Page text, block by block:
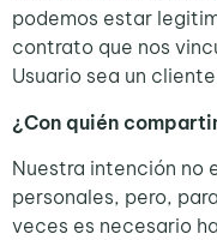
podemos estar
contrato que nos
Usuario sea un
¿Con quién
Nuestra intención no
personales, pero,
veces es necesario